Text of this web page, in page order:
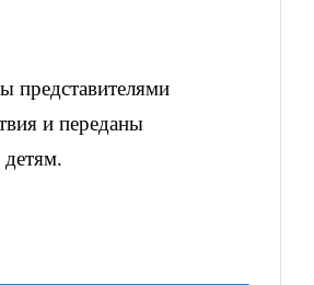
представителями
и переданы